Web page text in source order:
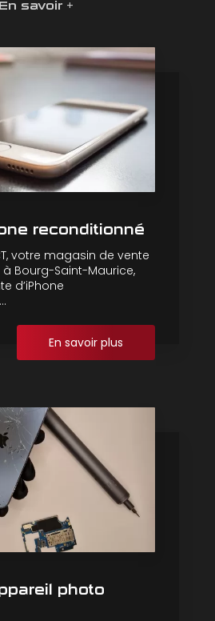
En savoir +
reconditionné
votre magasin de vente
Bourg-Saint-Maurice,
d’iPhone
En savoir plus
photo